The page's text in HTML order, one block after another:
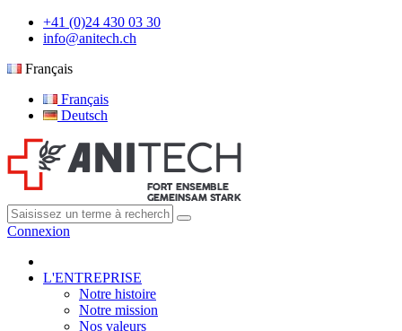
+41 (0)24 430 03 30
info@anitech.ch
Français
Français
Deutsch
Connexion
L'ENTREPRISE
Notre histoire
Notre mission
Nos valeurs